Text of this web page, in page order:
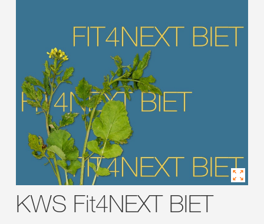
KWS Fit4NEXT BIET